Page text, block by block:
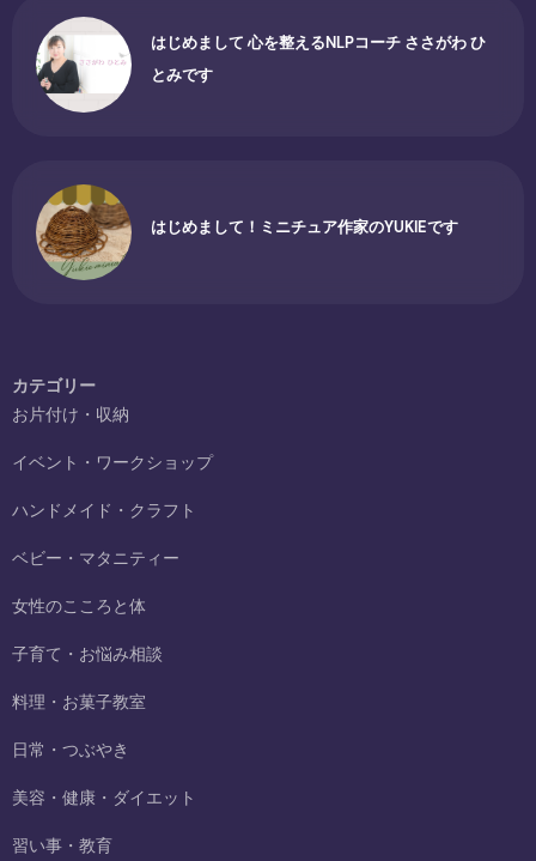
はじめまして 心を整えるNLPコーチ ささがわ ひ
とみです
はじめまして！ミニチュア作家のYUKIEです
カテゴリー
お片付け・収納
イベント・ワークショップ
ハンドメイド・クラフト
ベビー・マタニティー
女性のこころと体
子育て・お悩み相談
料理・お菓子教室
日常・つぶやき
美容・健康・ダイエット
習い事・教育